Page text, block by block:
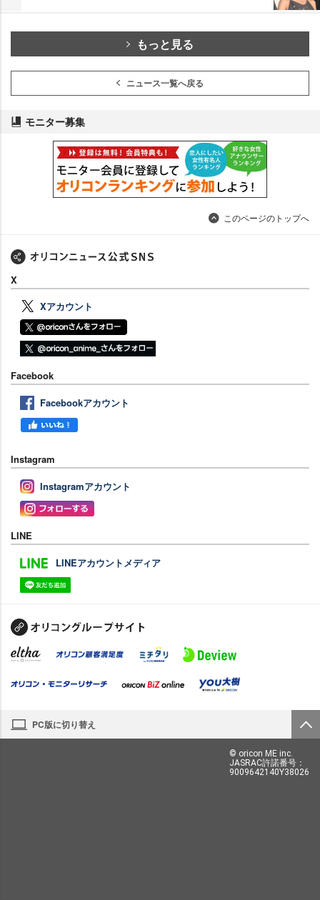
もっと見る
ニュース一覧へ戻る
モニター募集
このページのトップへ
X
Xアカウント
Facebook
Facebookアカウント
Instagram
Instagramアカウント
LINE
LINEアカウントメディア
PC版に切り替え
© oricon ME inc.
JASRAC許諾番号：
9009642140Y38026